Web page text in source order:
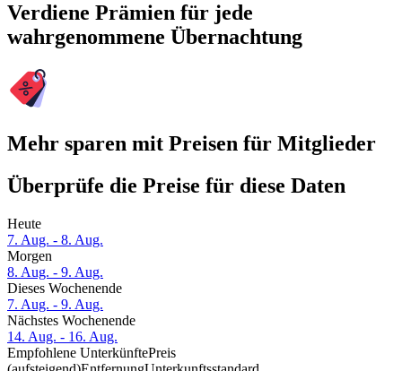
Verdiene Prämien für jede
wahrgenommene Übernachtung
Mehr sparen mit Preisen für Mitglieder
Überprüfe die Preise für diese Daten
Heute
7. Aug. - 8. Aug.
Morgen
8. Aug. - 9. Aug.
Dieses Wochenende
7. Aug. - 9. Aug.
Nächstes Wochenende
14. Aug. - 16. Aug.
Empfohlene UnterkünftePreis